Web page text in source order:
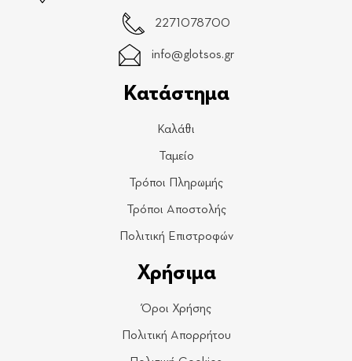
2271078700
info@glotsos.gr
Κατάστημα
Καλάθι
Ταμείο
Τρόποι Πληρωμής
Τρόποι Αποστολής
Πολιτική Επιστροφών
Χρήσιμα
Όροι Χρήσης
Πολιτική Απορρήτου